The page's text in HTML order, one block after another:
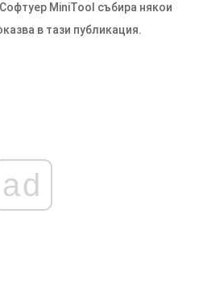
MiniTool събира някои
в тази публикация.
ad